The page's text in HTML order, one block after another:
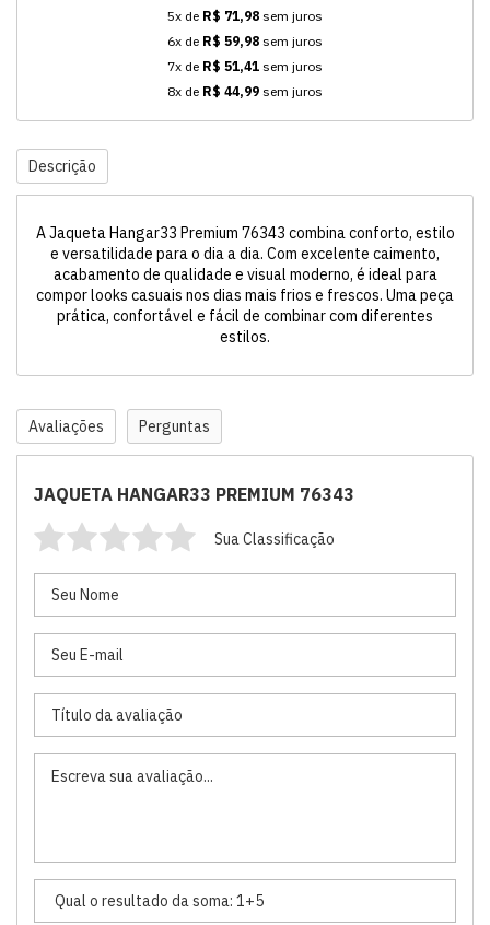
5x de R$ 71,98 sem juros
6x de R$ 59,98 sem juros
7x de R$ 51,41 sem juros
8x de R$ 44,99 sem juros
Descrição
A Jaqueta Hangar33 Premium 76343 combina conforto, estilo
e versatilidade para o dia a dia. Com excelente caimento,
acabamento de qualidade e visual moderno, é ideal para
compor looks casuais nos dias mais frios e frescos. Uma peça
prática, confortável e fácil de combinar com diferentes
estilos.
Avaliações Perguntas
JAQUETA HANGAR33 PREMIUM 76343
Sua Classificação